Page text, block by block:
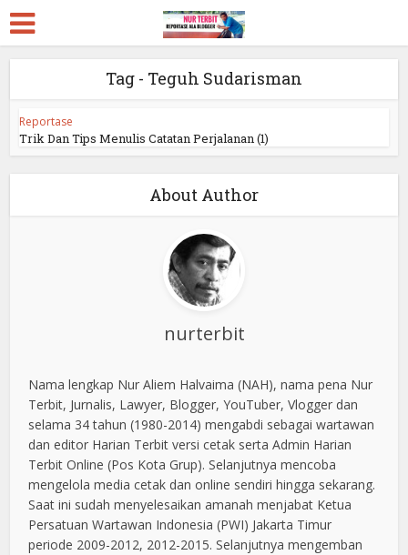
Tag - Teguh Sudarisman
Reportase
Trik Dan Tips Menulis Catatan Perjalanan (1)
About Author
nurterbit
Nama lengkap Nur Aliem Halvaima (NAH), nama pena Nur
Terbit, Jurnalis, Lawyer, Blogger, YouTuber, Vlogger dan
selama 34 tahun (1980-2014) mengabdi sebagai wartawan
dan editor Harian Terbit versi cetak serta Admin Harian
Terbit Online (Pos Kota Grup). Selanjutnya mencoba
mengelola media cetak dan online sendiri hingga sekarang.
Saat ini sudah menyelesaikan amanah menjabat Ketua
Persatuan Wartawan Indonesia (PWI) Jakarta Timur
periode 2009-2012, 2012-2015. Selanjutnya mengemban